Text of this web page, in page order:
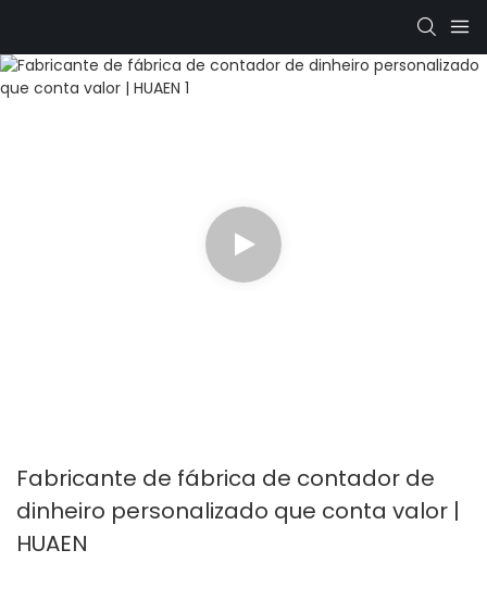
Fabricante de fábrica de contador de
dinheiro personalizado que conta valor |
HUAEN